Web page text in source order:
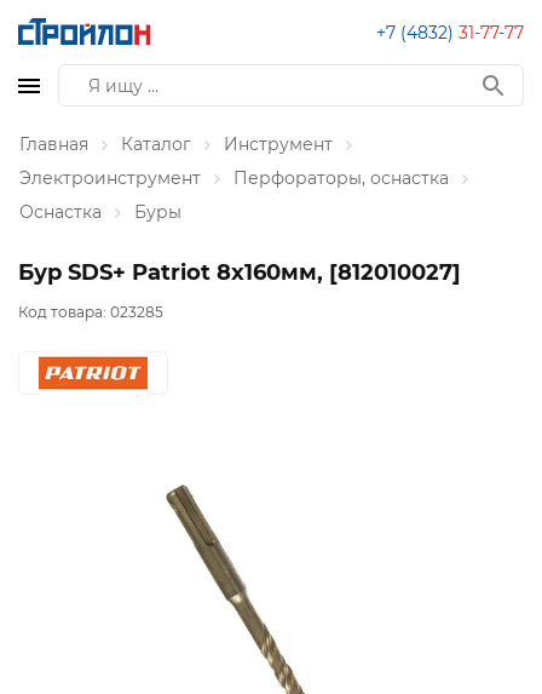
+7 (4832) 31-77-77
Главная Каталог
Инструмент
Электроинструмент
Перфораторы, оснастка
Оснастка
Буры
Бур SDS+ Patriot 8x160мм, [812010027]
Код товара: 023285